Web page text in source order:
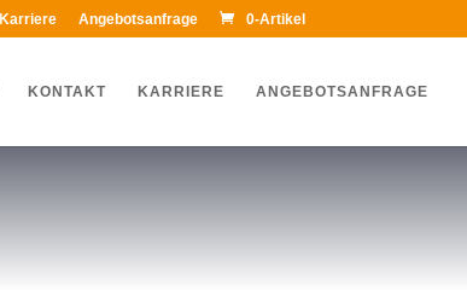
Karriere Angebotsanfrage 0-Artikel
KONTAKT KARRIERE ANGEBOTSANFRAGE